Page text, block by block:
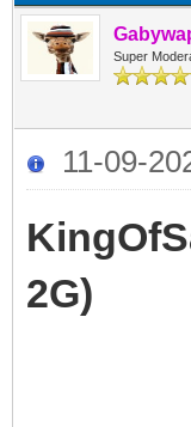
Super
11-09-
2G)